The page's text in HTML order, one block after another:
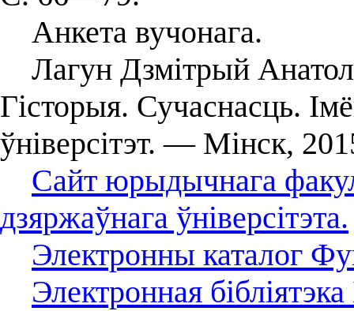
Анкета вучонага.
Лагун Дзмітрый
Гiсторыя. Сучаснасць.
ўніверсітэт. — Мінск,
Сайт юрыдычнага
дзяржаўнага ўніверсітэта.
Электронны каталог
Электронная